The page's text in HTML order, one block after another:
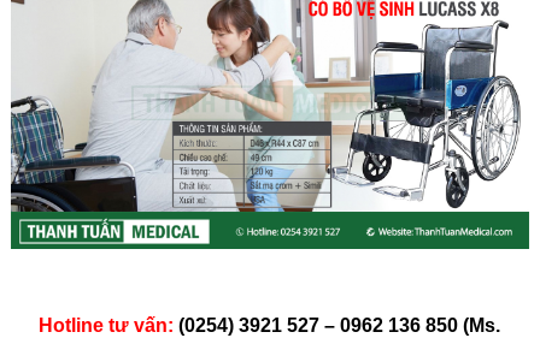
Hotline tư vấn: (0254) 3921 527 – 0962 136 850 (Ms.